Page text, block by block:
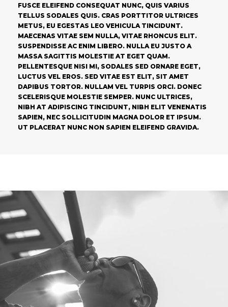
FUSCE ELEIFEND CONSEQUAT NUNC, QUIS VARIUS
TELLUS SODALES QUIS. CRAS PORTTITOR ULTRICES
METUS, EU EGESTAS LEO VEHICULA TINCIDUNT.
MAECENAS VITAE SEM NULLA, VITAE RHONCUS ELIT.
SUSPENDISSE AC ENIM LIBERO. NULLA EU JUSTO A
MASSA SAGITTIS MOLESTIE AT EGET QUAM.
PELLENTESQUE NISI MI, SODALES SED ORNARE EGET,
LUCTUS VEL EROS. SED VITAE EST ELIT, SIT AMET
DAPIBUS TORTOR. NULLAM VEL TURPIS ORCI. DONEC
SCELERISQUE MOLESTIE SEMPER. NUNC ULTRICES,
NIBH AT ADIPISCING TINCIDUNT, NIBH ELIT VENENATIS
SAPIEN, NEC SOLLICITUDIN MAGNA DOLOR ET IPSUM.
UT PLACERAT NUNC NON SAPIEN ELEIFEND GRAVIDA.